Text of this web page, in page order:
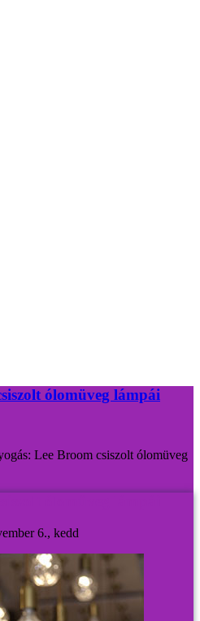
ólomüveg lámpái
Lee Broom csiszolt ólomüveg
6., kedd